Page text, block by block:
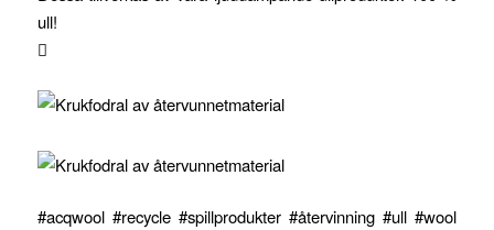
ull!
#acqwool #recycle #spillprodukter #återvinning #ull #wool